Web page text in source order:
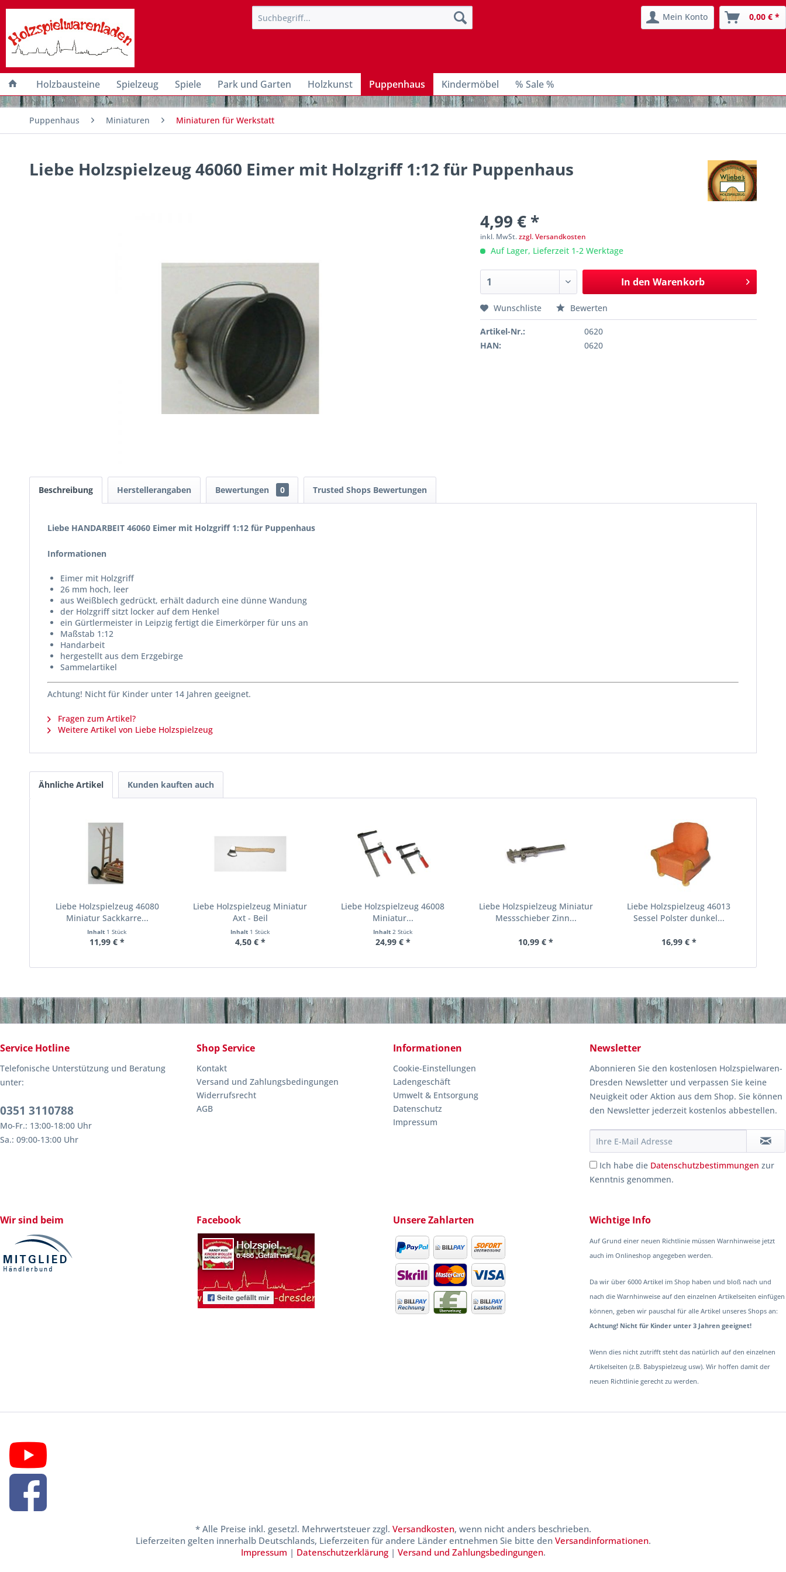
Mein Konto 0,00 € *
Holzbausteine Spielzeug Spiele Park und Garten Holzkunst Puppenhaus Kindermöbel % Sale %
Puppenhaus Miniaturen Miniaturen für Werkstatt
Liebe Holzspielzeug 46060 Eimer mit Holzgriff 1:12 für Puppenhaus
4,99 € *
inkl. MwSt.zzgl. Versandkosten
Auf Lager, Lieferzeit 1-2 Werktage
In den Warenkorb
Wunschliste Bewerten
Artikel-Nr.:
0620
HAN:
0620
Beschreibung Herstellerangaben Bewertungen 0 Trusted Shops Bewertungen
Liebe HANDARBEIT 46060 Eimer mit Holzgriff 1:12 für Puppenhaus
Informationen
Eimer mit Holzgriff
26 mm hoch, leer
aus Weißblech gedrückt, erhält dadurch eine dünne Wandung
der Holzgriff sitzt locker auf dem Henkel
ein Gürtlermeister in Leipzig fertigt die Eimerkörper für uns an
Maßstab 1:12
Handarbeit
hergestellt aus dem Erzgebirge
Sammelartikel
Achtung! Nicht für Kinder unter 14 Jahren geeignet.
Fragen zum Artikel?
Weitere Artikel von Liebe Holzspielzeug
Ähnliche Artikel Kunden kauften auch
Liebe Holzspielzeug 46080
Miniatur Sackkarre...
Inhalt 1 Stück
11,99 € *
Liebe Holzspielzeug Miniatur
Axt - Beil
Inhalt 1 Stück
4,50 € *
Liebe Holzspielzeug 46008
Miniatur...
Inhalt 2 Stück
24,99 € *
Liebe Holzspielzeug Miniatur
Messschieber Zinn...
10,99 € *
Liebe Holzspielzeug 46013
Sessel Polster dunkel...
16,99 € *
Service Hotline
Telefonische Unterstützung und Beratung
unter:
0351 3110788
Mo-Fr.: 13:00-18:00 Uhr
Sa.: 09:00-13:00 Uhr
Shop Service
Kontakt
Versand und Zahlungsbedingungen
Widerrufsrecht
AGB
Informationen
Cookie-Einstellungen
Ladengeschäft
Umwelt & Entsorgung
Datenschutz
Impressum
Newsletter
Abonnieren Sie den kostenlosen Holzspielwaren-
Dresden Newsletter und verpassen Sie keine
Neuigkeit oder Aktion aus dem Shop. Sie können
den Newsletter jederzeit kostenlos abbestellen.
Ich habe die Datenschutzbestimmungen zur
Kenntnis genommen.
Wir sind beim Facebook Unsere Zahlarten Wichtige Info
Auf Grund einer neuen Richtlinie müssen Warnhinweise jetzt
auch im Onlineshop angegeben werden.
Da wir über 6000 Artikel im Shop haben und bloß nach und
nach die Warnhinweise auf den einzelnen Artikelseiten einfügen
können, geben wir pauschal für alle Artikel unseres Shops an:
Achtung! Nicht für Kinder unter 3 Jahren geeignet!
Wenn dies nicht zutrifft steht das natürlich auf den einzelnen
Artikelseiten (z.B. Babyspielzeug usw). Wir hoffen damit der
neuen Richtlinie gerecht zu werden.
* Alle Preise inkl. gesetzl. Mehrwertsteuer zzgl. Versandkosten, wenn nicht anders beschrieben.
Lieferzeiten gelten innerhalb Deutschlands, Lieferzeiten für andere Länder entnehmen Sie bitte den Versandinformationen.
Impressum | Datenschutzerklärung| Versand und Zahlungsbedingungen.